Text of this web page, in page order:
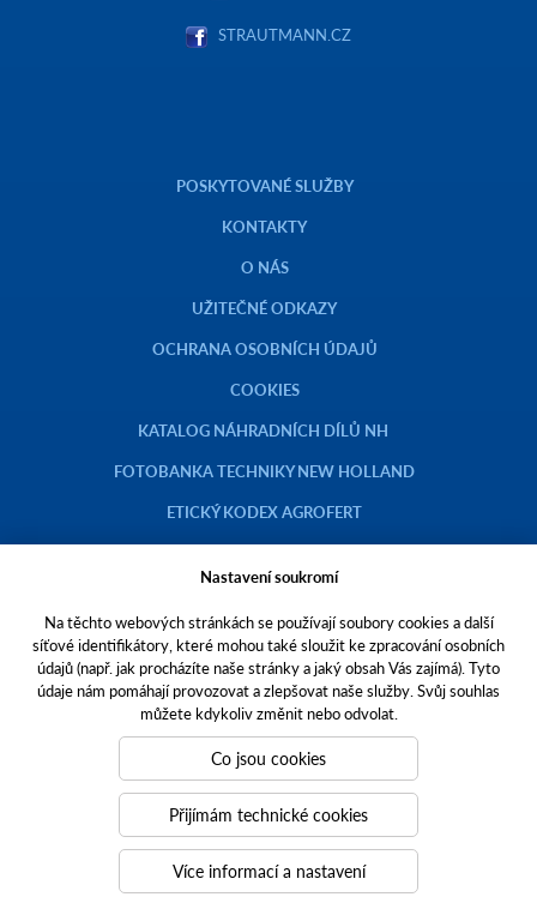
STRAUTMANN.CZ
POSKYTOVANÉ SLUŽBY
KONTAKTY
O NÁS
UŽITEČNÉ ODKAZY
OCHRANA OSOBNÍCH ÚDAJŮ
COOKIES
KATALOG NÁHRADNÍCH DÍLŮ NH
FOTOBANKA TECHNIKY NEW HOLLAND
ETICKÝ KODEX AGROFERT
Copyright © 2023 AGROTEC a.s.
Toto jsou internetové stránky společnosti AGROTEC a. s., se sídlem v
Hustopečích, Brněnská 74, PSČ 69301, IČO 00544957,
zapsané v OR vedeném Krajským soudem v Brně, oddíl B, vložka 138.
Společnost AGROTEC a.s. je členem koncernu AGROFERT řízeného
společností AGROFERT, a.s.,
IČO 26185610, se sídlem na adrese Pyšelská 2327/2, Chodov, 149 00
Praha 4.
webové portály, které vám pomáhají růst. Jsme
PUXdesign.
Nastavení soukromí
Na těchto webových stránkách se používají soubory cookies a další
síťové identifikátory, které mohou také sloužit ke zpracování osobních
údajů (např. jak procházíte naše stránky a jaký obsah Vás zajímá). Tyto
údaje nám pomáhají provozovat a zlepšovat naše služby. Svůj souhlas
můžete kdykoliv změnit nebo odvolat.
Co jsou cookies
Přijímám technické cookies
Více informací a nastavení